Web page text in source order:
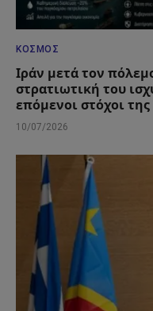
ΚΌΣΜΟΣ
Ιράν μετά τον
στρατιωτική του
επόμενοι στόχοι
10/07/2026